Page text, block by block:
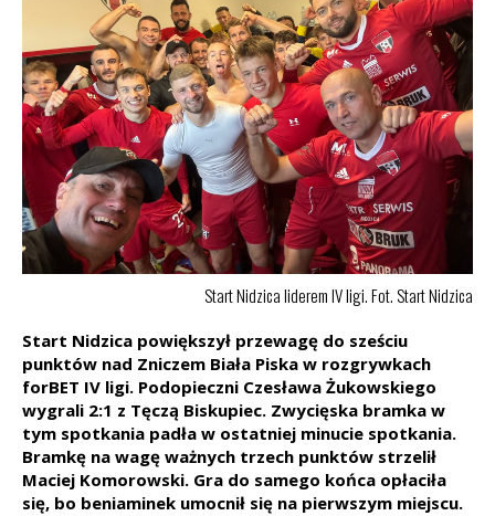
Start Nidzica liderem IV ligi. Fot. Start Nidzica
Start Nidzica powiększył przewagę do sześciu
punktów nad Zniczem Biała Piska w rozgrywkach
forBET IV ligi. Podopieczni Czesława Żukowskiego
wygrali 2:1 z Tęczą Biskupiec. Zwycięska bramka w
tym spotkania padła w ostatniej minucie spotkania.
Bramkę na wagę ważnych trzech punktów strzelił
Maciej Komorowski. Gra do samego końca opłaciła
się, bo beniaminek umocnił się na pierwszym miejscu.